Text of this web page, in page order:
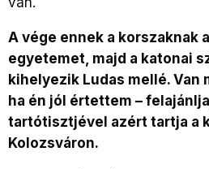
A vége ennek a korszaknak
egyetemet, majd a katonai
kihelyezik Ludas mellé. Van
ha én jól értettem –
tartótisztjével azért tartja a
Kolozsváron.